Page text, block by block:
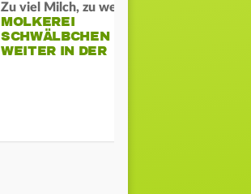
MOLKEREI
SCHWÄLBCHEN
WEITER IN DER